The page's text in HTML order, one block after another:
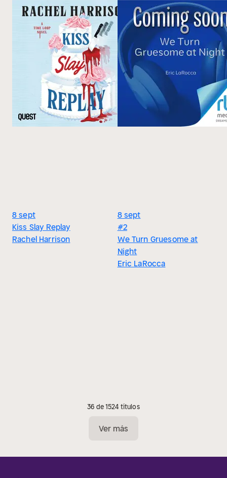
8 sept
Kiss Slay Replay
Rachel Harrison
8 sept
#2
We Turn Gruesome at
Night
Eric LaRocca
36 de 1524 títulos
Ver más